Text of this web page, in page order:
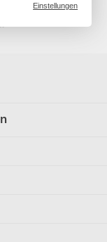
Einstellungen